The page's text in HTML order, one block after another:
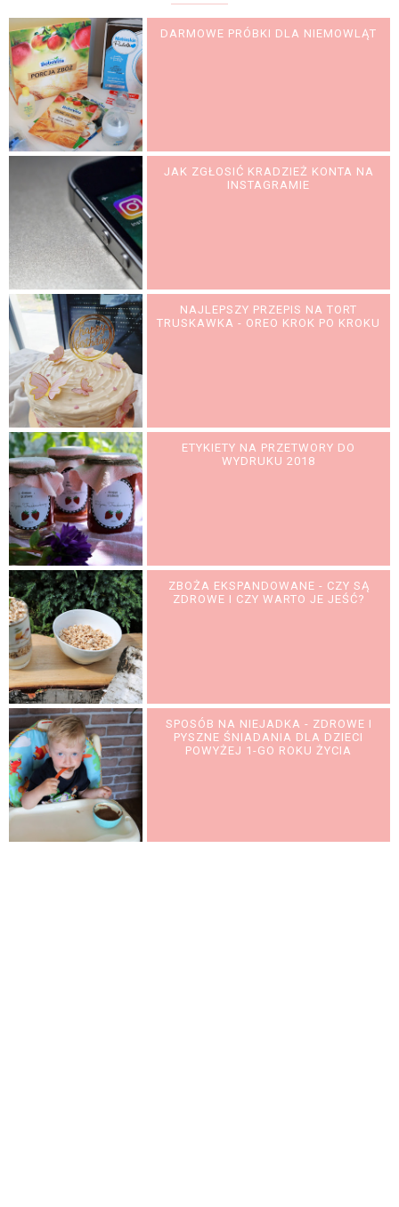
DARMOWE PRÓBKI DLA NIEMOWLĄT
JAK ZGŁOSIĆ KRADZIEŻ KONTA NA
INSTAGRAMIE
NAJLEPSZY PRZEPIS NA TORT
TRUSKAWKA - OREO KROK PO KROKU
ETYKIETY NA PRZETWORY DO
WYDRUKU 2018
ZBOŻA EKSPANDOWANE - CZY SĄ
ZDROWE I CZY WARTO JE JEŚĆ?
SPOSÓB NA NIEJADKA - ZDROWE I
PYSZNE ŚNIADANIA DLA DZIECI
POWYŻEJ 1-GO ROKU ŻYCIA